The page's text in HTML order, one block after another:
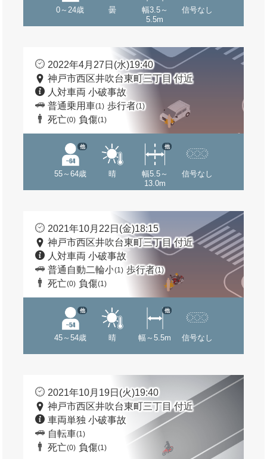
0～24歳 曇
幅3.5～
5.5m
信号なし
2022年4月27日(水)19:40
神戸市西区井吹台東町三丁目 付近
人対車両 小破事故
普通乗用車(1) 歩行者(1)
死亡(0) 負傷(1)
55～64歳
他
晴
幅5.5～
13.0m
他
信号なし
2021年10月22日(金)18:15
神戸市西区井吹台東町三丁目 付近
人対車両 小破事故
普通自動二輪小(1) 歩行者(1)
死亡(0) 負傷(1)
45～54歳
他
晴 幅～5.5m
他
信号なし
2021年10月19日(火)19:40
神戸市西区井吹台東町三丁目 付近
車両単独 小破事故
自転車(1)
死亡(0) 負傷(1)